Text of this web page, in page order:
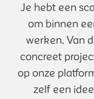
Je hebt een
om binnen
werken. Van
concreet
op onze
zelf een